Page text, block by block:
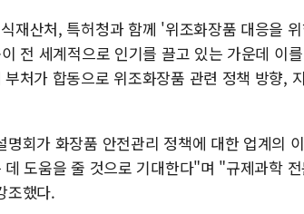
재산처, 특허청과 함께 '위조화장품 대응을
전 세계적으로 인기를 끌고 있는 가운데 이
처가 합동으로 위조화장품 관련 정책 방향,
명회가 화장품 안전관리 정책에 대한 업계의
도움을 줄 것으로 기대한다"며 "규제과학
조했다.